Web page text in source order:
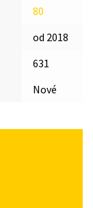
80
od 2018
631
Nové